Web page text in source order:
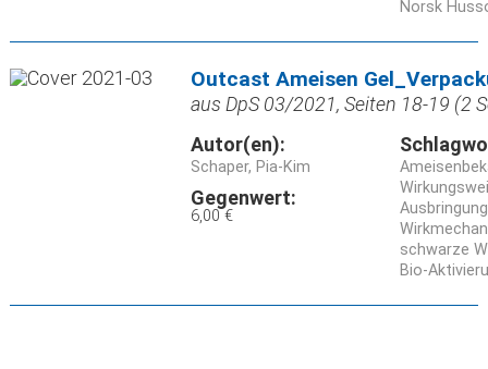
Norsk
Outcast Ameisen
aus DpS 03/2021, Seiten 18-19 (2
Autor(en):
Schaper, Pia-Kim
Gegenwert:
6,00 €
Ausbringung
schwarze
Bio-